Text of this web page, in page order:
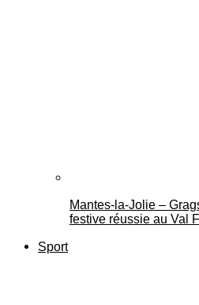
Mantes-la-Jolie –
festive réussie au Val
Sport